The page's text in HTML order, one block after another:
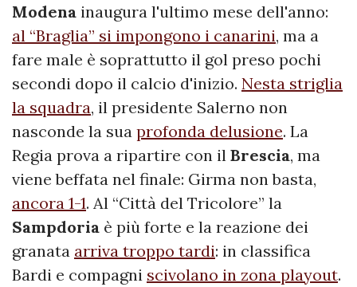
Modena inaugura l'ultimo mese dell'anno:
al “Braglia” si impongono i canarini, ma a
fare male è soprattutto il gol preso pochi
secondi dopo il calcio d'inizio. Nesta striglia
la squadra, il presidente Salerno non
nasconde la sua profonda delusione. La
Regia prova a ripartire con il Brescia, ma
viene beffata nel finale: Girma non basta,
ancora 1-1. Al “Città del Tricolore” la
Sampdoria è più forte e la reazione dei
granata arriva troppo tardi: in classifica
Bardi e compagni scivolano in zona playout.